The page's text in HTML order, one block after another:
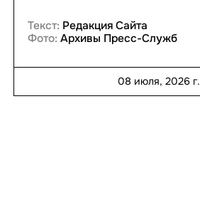
Текст: Редакция Сайта
Фото:Архивы Пресс-Служб
08 июля, 2026 г.